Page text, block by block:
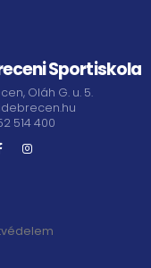
Sportiskola
Oláh G. u. 5.
514 400